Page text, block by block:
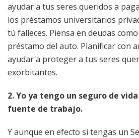
ayudar a tus seres queridos a
los préstamos universitarios
tú falleces. Piensa en deudas
préstamo del auto. Planificar con
ayudar a proteger a tus seres
exorbitantes.
2. Yo ya tengo un seguro de
fuente de trabajo.
Y aunque en efecto sí tengas un